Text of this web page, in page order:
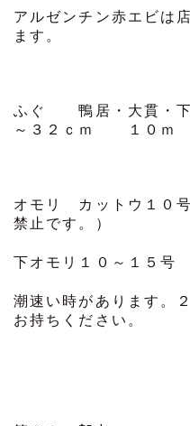
アルゼンチン赤エビは
ます。
ふぐ 鴨居・大貫・
～３２ｃｍ １０ｍ
オモリ カットウ１０
禁止です。）
下オモリ１０～１５号
潮速い時があります。
お持ちください。